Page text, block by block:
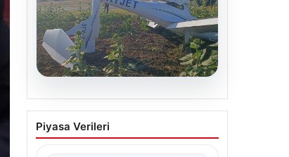
Eğitim uçağı sert iniş
yaptı. Öğrenci pilot
Piyasa Verileri